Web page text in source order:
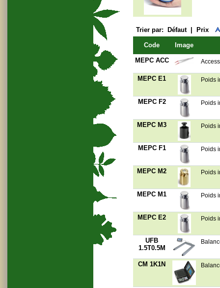
Trier par: Défaut| Prix
Code Image
MEPC ACC
MEPC E1 Poids
MEPC F2 Poids
MEPC M3 Poids
MEPC F1 Poids
MEPC M2 Poids
MEPC M1 Poids
MEPC E2 Poids
UFB
1.5T0.5M
CM 1K1N